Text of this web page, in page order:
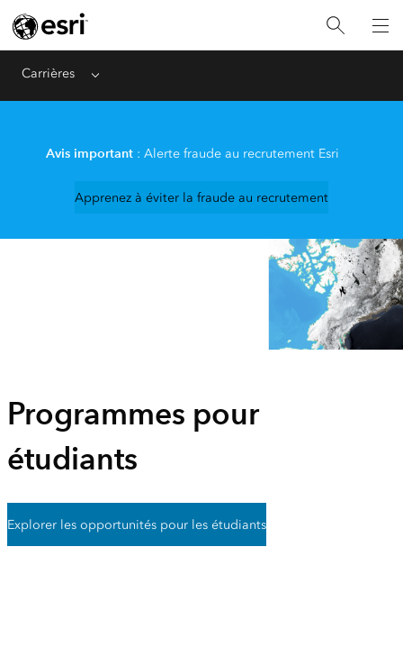
Carrières Menu
Avis important : Alerte fraude au recrutement Esri
Apprenez à éviter la fraude au recrutement
Programmes pour
étudiants
Explorer les opportunités pour les étudiants